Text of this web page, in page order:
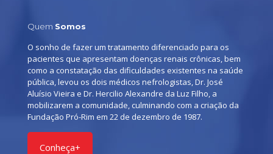
Quem Somos
O sonho de fazer um tratamento diferenciado para os
pacientes que apresentam doenças renais crônicas, bem
como a constatação das dificuldades existentes na saúde
pública, levou os dois médicos nefrologistas, Dr. José
Aluísio Vieira e Dr. Hercilio Alexandre da Luz Filho, a
mobilizarem a comunidade, culminando com a criação da
Fundação Pró-Rim em 22 de dezembro de 1987.
Conheça+